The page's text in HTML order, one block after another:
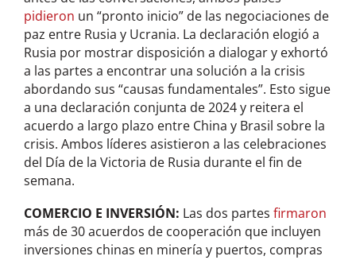
pidieron un “pronto inicio” de las negociaciones de
paz entre Rusia y Ucrania. La declaración elogió a
Rusia por mostrar disposición a dialogar y exhortó
a las partes a encontrar una solución a la crisis
abordando sus “causas fundamentales”. Esto sigue
a una declaración conjunta de 2024 y reitera el
acuerdo a largo plazo entre China y Brasil sobre la
crisis. Ambos líderes asistieron a las celebraciones
del Día de la Victoria de Rusia durante el fin de
semana.
COMERCIO E INVERSIÓN: Las dos partes firmaron
más de 30 acuerdos de cooperación que incluyen
inversiones chinas en minería y puertos, compras